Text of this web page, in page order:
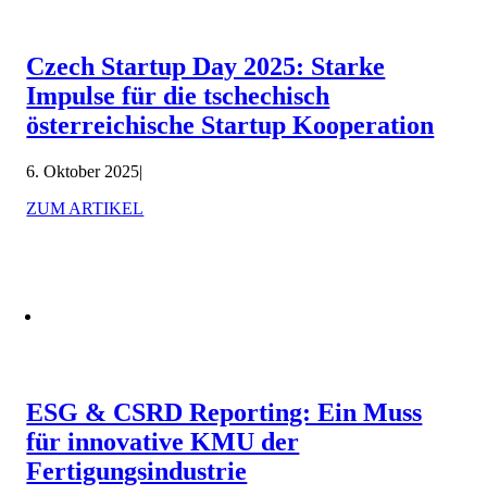
Czech Startup Day 2025: Starke
Impulse für die tschechisch
österreichische Startup Kooperation
6. Oktober 2025|
ZUM ARTIKEL
ESG & CSRD Reporting: Ein Muss
für innovative KMU der
Fertigungsindustrie